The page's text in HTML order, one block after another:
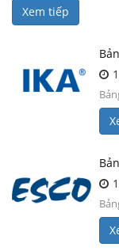
Xem tiếp